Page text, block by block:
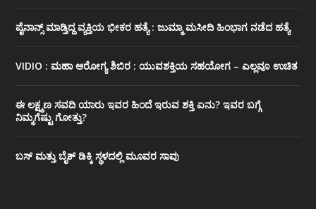
ಪೈನಾನ್ಸ್ ಮಾಡ್ತಿದ್ದ ವ್ಯಕ್ತಿಯ ಭೀಕರ‌ ಹತ್ಯೆ : ಜುಮ್ಮಾ ಮಸೀದಿ ಹಿಂಭಾಗ ನಡೆದ ಹತ್ಯೆ
VIDIO : ಮಹಾ ಆರೋಗ್ಯ ಶಿಬಿರ : ಯುವಶಕ್ತಿಯ ಸಹಯೋಗ – ಎಲ್ಲವೂ ಉಚಿತ
ಈ ಲಕ್ಷ್ಮಣ ಸವದಿ ಯಾರು ಇವರ ಹಿಂದೆ ಇರುವ ಶಕ್ತಿ ಏನು? ಇವರ ಬಗ್ಗೆ
ನಿಮ್ಮಗೆಷ್ಟು ಗೋತ್ತು?
ಬಸ್ ಮತ್ತು ಬೈಕ್ ಡಿಕ್ಕಿ ಸ್ಥಳದಲ್ಲಿ ಮೂವರ ಸಾವು